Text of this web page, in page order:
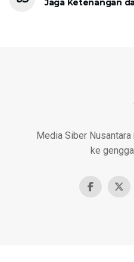
Jaga Ketenangan
Media Siber
ke